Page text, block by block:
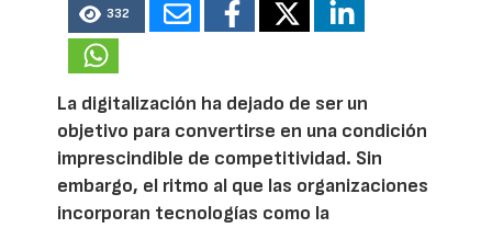
332
La digitalización ha dejado de ser un
objetivo para convertirse en una condición
imprescindible de competitividad. Sin
embargo, el ritmo al que las organizaciones
incorporan tecnologías como la